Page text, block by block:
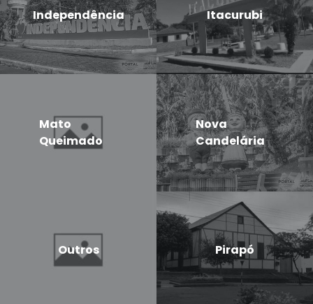
Independência Itacurubi
Mato
Queimado
Nova
Candelária
Outros Pirapó